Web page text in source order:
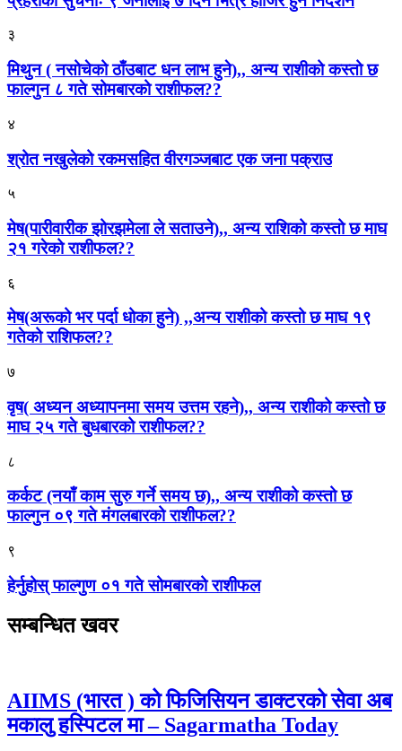
३
मिथुन ( नसोचेको ठाँउबाट धन लाभ हुने),, अन्य राशीको कस्तो छ
फाल्गुन ८ गते सोमबारको राशीफल??
४
श्रोत नखुलेको रकमसहित वीरगञ्जबाट एक जना पक्राउ
५
मेष(पारीवारीक झोरझमेला ले सताउने),, अन्य राशिको कस्तो छ माघ
२१ गरेको राशीफल??
६
मेष(अरूको भर पर्दा धोका हुने) ,,अन्य राशीको कस्तो छ माघ १९
गतेको राशिफल??
७
वृष( अध्यन अध्यापनमा समय उत्तम रहने),, अन्य राशीको कस्तो छ
माघ २५ गते बुधबारको राशीफल??
८
कर्कट (नयाँ काम सुरु गर्ने समय छ),, अन्य राशीको कस्तो छ
फाल्गुन ०९ गते मंगलबारको राशीफल??
९
हेर्नुहोस् फाल्गुण ०१ गते सोमबारको राशीफल
सम्बन्धित खवर
AIIMS (भारत ) को फिजिसियन डाक्टरको सेवा अब
मकालु हस्पिटल मा – Sagarmatha Today